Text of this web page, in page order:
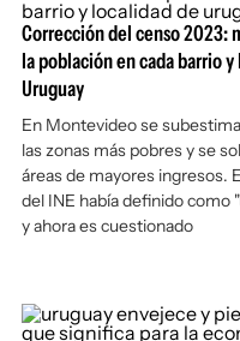
Newsletters
Argentina
España
Estados Unidos
Corrección del censo 2023:
la población en cada barrio
Uruguay
En Montevideo se
las zonas más pobres y se
áreas de mayores ingresos.
del INE había definido como
y ahora es cuestionado